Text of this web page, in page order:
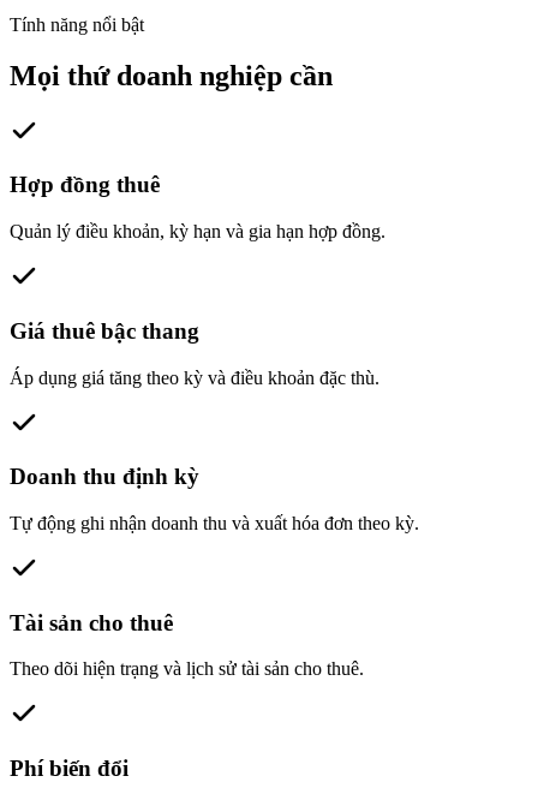
Tính năng nổi bật
Mọi thứ doanh nghiệp cần
Hợp đồng thuê
Quản lý điều khoản, kỳ hạn và gia hạn hợp đồng.
Giá thuê bậc thang
Áp dụng giá tăng theo kỳ và điều khoản đặc thù.
Doanh thu định kỳ
Tự động ghi nhận doanh thu và xuất hóa đơn theo kỳ.
Tài sản cho thuê
Theo dõi hiện trạng và lịch sử tài sản cho thuê.
Phí biến đổi